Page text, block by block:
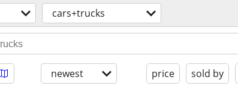
cars+trucks
newest price sold by